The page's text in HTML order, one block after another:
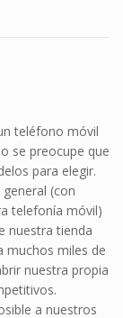
teléfono móvil
se preocupe que
para elegir.
(con
telefonía móvil)
nuestra tienda
muchos miles de
nuestra propia
a nuestros